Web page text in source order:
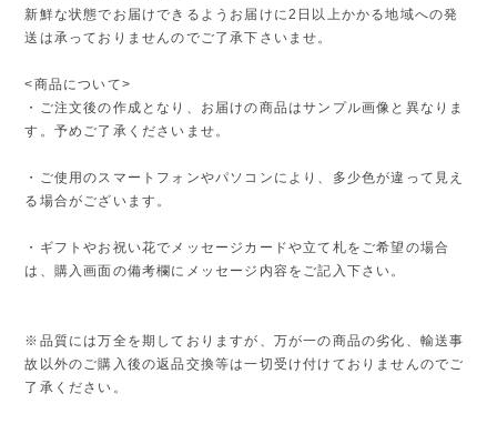
新鮮な状態でお届けできるようお届けに2日以上かかる地域への発
送は承っておりませんのでご了承下さいませ。
<商品について>
・ご注文後の作成となり、お届けの商品はサンプル画像と異なりま
す。予めご了承くださいませ。
・ご使用のスマートフォンやパソコンにより、多少色が違って見え
る場合がございます。
・ギフトやお祝い花でメッセージカードや立て札をご希望の場合
は、購入画面の備考欄にメッセージ内容をご記入下さい。
※品質には万全を期しておりますが、万が一の商品の劣化、輸送事
故以外のご購入後の返品交換等は一切受け付けておりませんのでご
了承ください。